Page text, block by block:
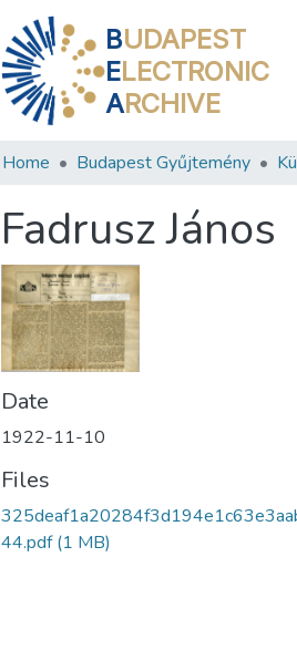
BUDAPEST
ELECTRONIC
ARCHIVE
Home Budapest Gyűjtemény
Fadrusz János
Date
1922-11-10
Files
44.pdf(1 MB)